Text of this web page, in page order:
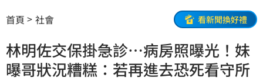
首頁 社會 看新聞換好禮
林明佐交保掛急診…病房照曝光！妹
曝哥狀況糟糕：若再進去恐死看守所